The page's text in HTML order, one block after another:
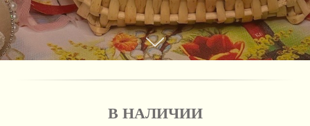
В НАЛИЧИИ